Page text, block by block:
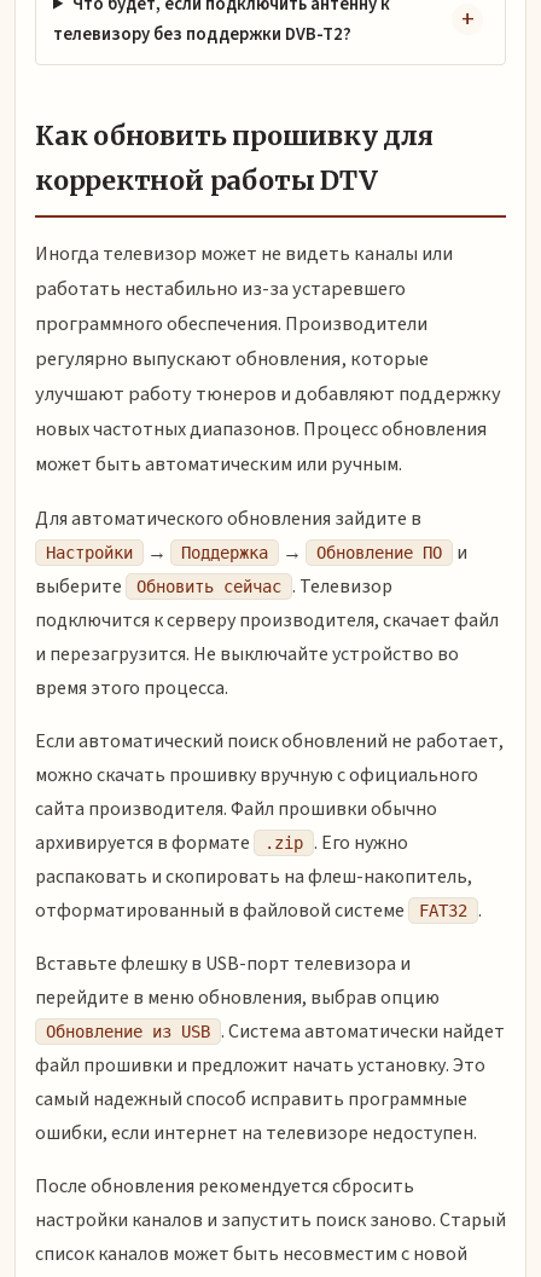
телевизору без поддержки DVB-T2?
Как обновить прошивку для
корректной работы DTV
Иногда телевизор может не видеть каналы или
работать нестабильно из-за устаревшего
программного обеспечения. Производители
регулярно выпускают обновления, которые
улучшают работу тюнеров и добавляют поддержку
новых частотных диапазонов. Процесс обновления
может быть автоматическим или ручным.
Для автоматического обновления зайдите в
Настройки → Поддержка → Обновление ПО
и
выберите
Обновить сейчас . Телевизор
подключится к серверу производителя, скачает файл
и перезагрузится. Не выключайте устройство во
время этого процесса.
Если автоматический поиск обновлений не работает,
можно скачать прошивку вручную с официального
сайта производителя. Файл прошивки обычно
архивируется в формате
.zip . Его нужно
распаковать и скопировать на флеш-накопитель,
отформатированный в файловой системе
FAT32
.
Вставьте флешку в USB-порт телевизора и
перейдите в меню обновления, выбрав опцию
Обновление из USB . Система автоматически найдет
файл прошивки и предложит начать установку. Это
самый надежный способ исправить программные
ошибки, если интернет на телевизоре недоступен.
После обновления рекомендуется сбросить
настройки каналов и запустить поиск заново. Старый
список каналов может быть несовместим с новой